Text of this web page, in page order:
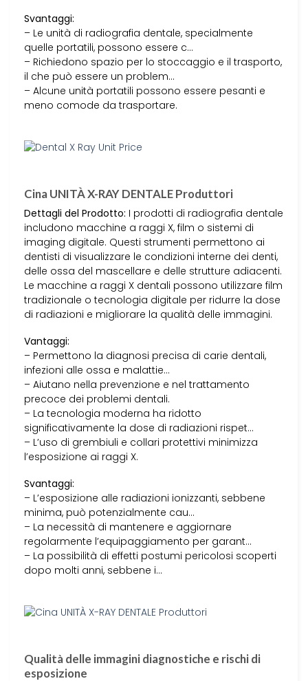
Svantaggi:
– Le unità di radiografia dentale, specialmente
quelle portatili, possono essere c…
– Richiedono spazio per lo stoccaggio e il trasporto,
il che può essere un problem…
– Alcune unità portatili possono essere pesanti e
meno comode da trasportare.
Cina UNITÀ X-RAY DENTALE Produttori
Dettagli del Prodotto: I prodotti di radiografia dentale
includono macchine a raggi X, film o sistemi di
imaging digitale. Questi strumenti permettono ai
dentisti di visualizzare le condizioni interne dei denti,
delle ossa del mascellare e delle strutture adiacenti.
Le macchine a raggi X dentali possono utilizzare film
tradizionale o tecnologia digitale per ridurre la dose
di radiazioni e migliorare la qualità delle immagini.
Vantaggi:
– Permettono la diagnosi precisa di carie dentali,
infezioni alle ossa e malattie…
– Aiutano nella prevenzione e nel trattamento
precoce dei problemi dentali.
– La tecnologia moderna ha ridotto
significativamente la dose di radiazioni rispet…
– L’uso di grembiuli e collari protettivi minimizza
l’esposizione ai raggi X.
Svantaggi:
– L’esposizione alle radiazioni ionizzanti, sebbene
minima, può potenzialmente cau…
– La necessità di mantenere e aggiornare
regolarmente l’equipaggiamento per garant…
– La possibilità di effetti postumi pericolosi scoperti
dopo molti anni, sebbene i…
Qualità delle immagini diagnostiche e rischi di
esposizione